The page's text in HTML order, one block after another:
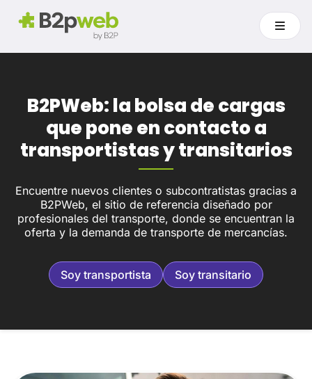
B2PWeb: la bolsa de cargas
que pone en contacto a
transportistas y transitarios
Encuentre nuevos clientes o subcontratistas gracias a
B2PWeb, el sitio de referencia diseñado por
profesionales del transporte, donde se encuentran la
oferta y la demanda de transporte de mercancías.
Soy transportista Soy transitario